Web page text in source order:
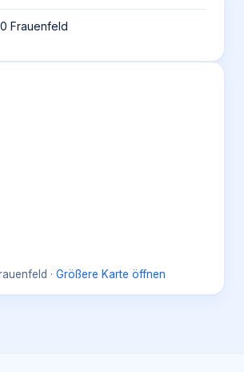
Frauenfeld
· Größere Karte öffnen